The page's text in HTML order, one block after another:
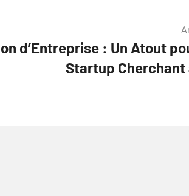
d’Entreprise : Un Atout
Startup Cherchant